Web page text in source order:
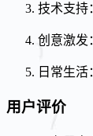
技术支持
创意激发
日常生
用户评价